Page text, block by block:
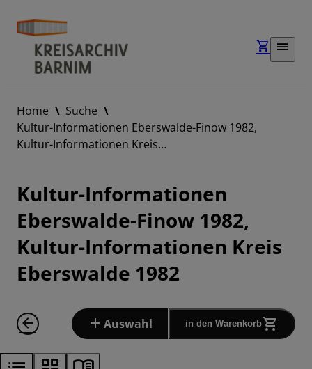
Home
Suche
Kultur-Informationen Eberswalde-Finow 1982,
Kultur-Informationen Kreis…
Kultur-Informationen
Eberswalde-Finow 1982,
Kultur-Informationen Kreis
Eberswalde 1982
Auswahl in den Warenkorb